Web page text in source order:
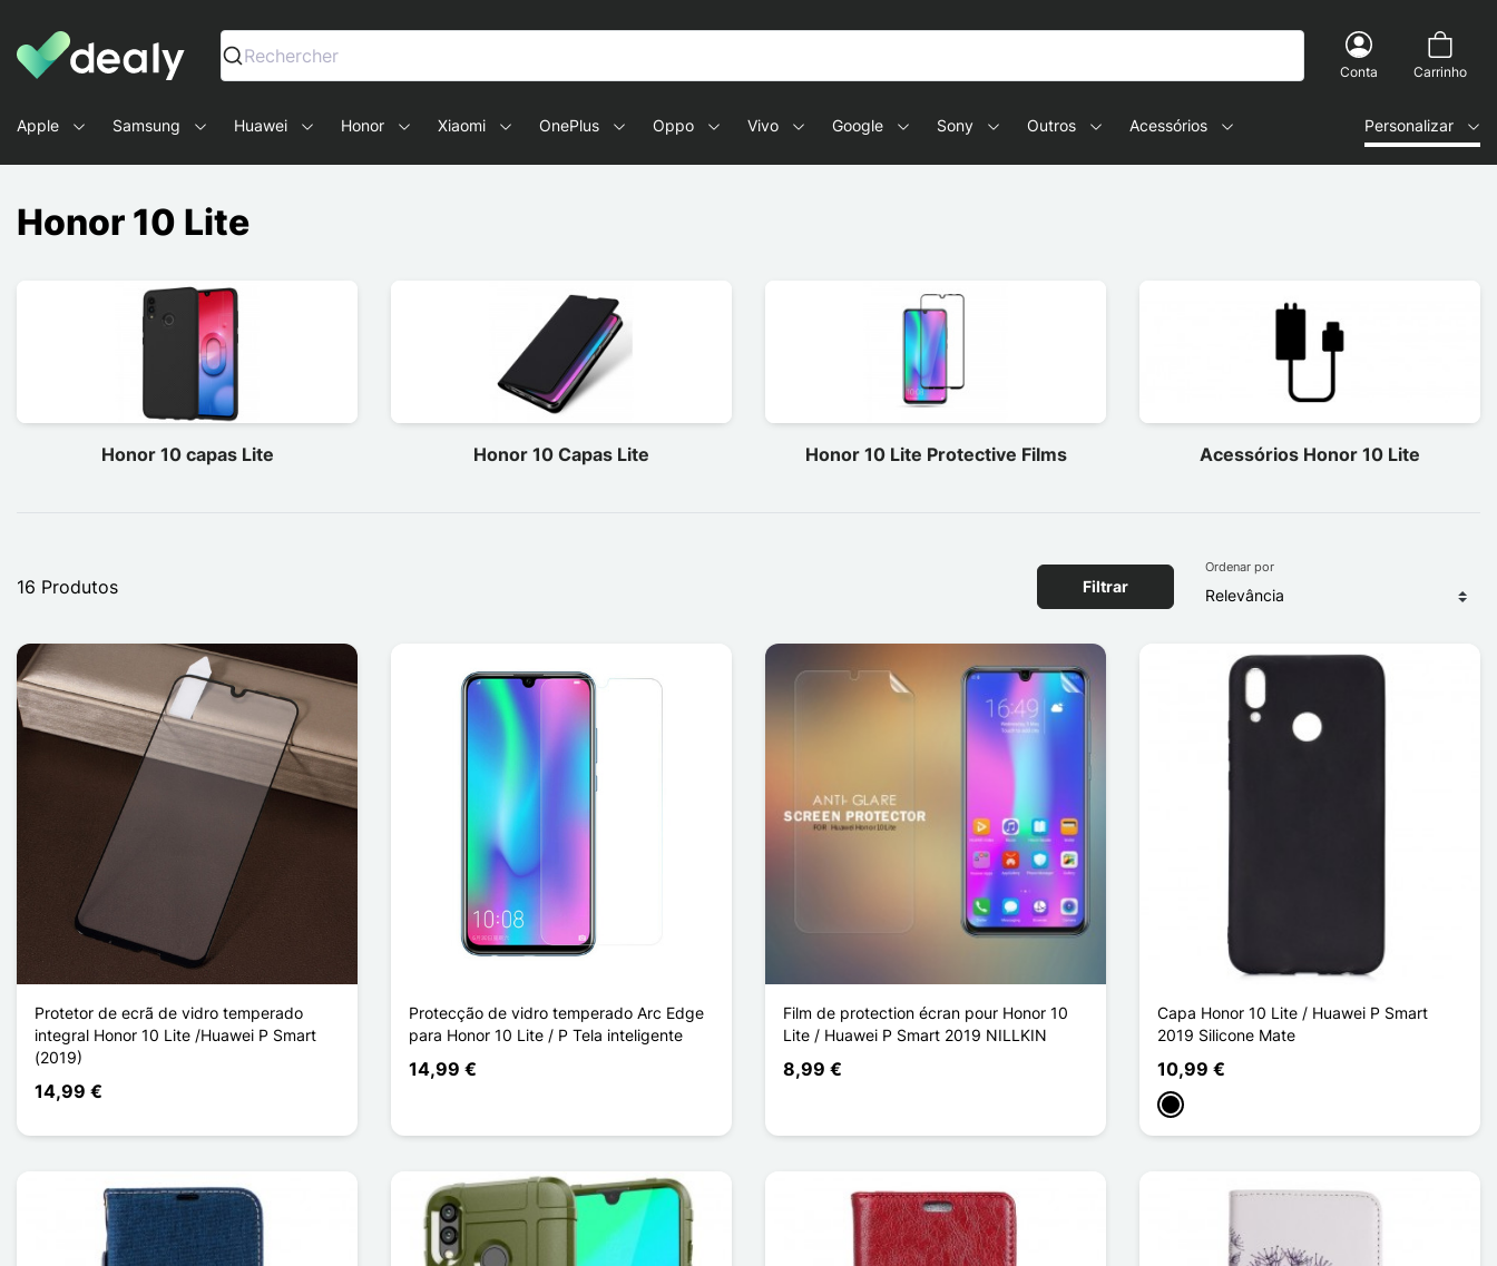
Dealy - Capas e acessórios para smartphones e tablets
Rechercher
Conta Carrinho
Apple Samsung Huawei Honor Xiaomi OnePlus Oppo Vivo Google Sony Outros Acessórios Personalizar
Honor 10 Lite
Honor 10 capas Lite Honor 10 Capas Lite Honor 10 Lite Protective Films Acessórios Honor 10 Lite
16 Produtos Filtrar
Ordenar por
Protetor de ecrã de vidro temperado
integral Honor 10 Lite /Huawei P Smart
(2019)
14,99 €
Protecção de vidro temperado Arc Edge
para Honor 10 Lite / P Tela inteligente
14,99 €
Film de protection écran pour Honor 10
Lite / Huawei P Smart 2019 NILLKIN
8,99 €
Capa Honor 10 Lite / Huawei P Smart
2019 Silicone Mate
10,99 €
Preto